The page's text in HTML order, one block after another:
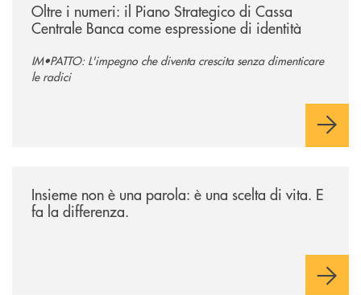
Oltre i numeri: il Piano Strategico di Cassa
Centrale Banca come espressione di identità
IM•PATTO: L'impegno che diventa crescita senza dimenticare
le radici
Insieme non è una parola: è una scelta di vita. E
fa la differenza.